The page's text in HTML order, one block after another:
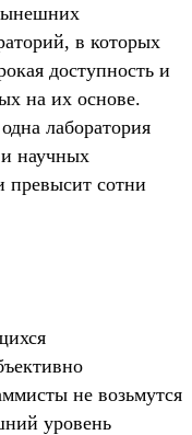
в которых
доступность и
на их основе.
лаборатория
научных
превысит сотни
не возьмутся
уровень